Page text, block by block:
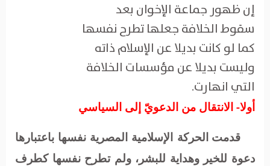
إن ظهور جماعة الإخوان بعد
سقوط الخلافة جعلها تطرح نفسها
كما لو كانت بديلا عن الإسلام ذاته
وليست بديلا عن مؤسسات الخلافة
التي انهارت.
أولا- الانتقال من الدعويّ إلى السياسي
قدمت الحركة الإسلامية المصرية نفسها باعتبارها
دعوة للخير وهداية للبشر، ولم تطرح نفسها كطرف